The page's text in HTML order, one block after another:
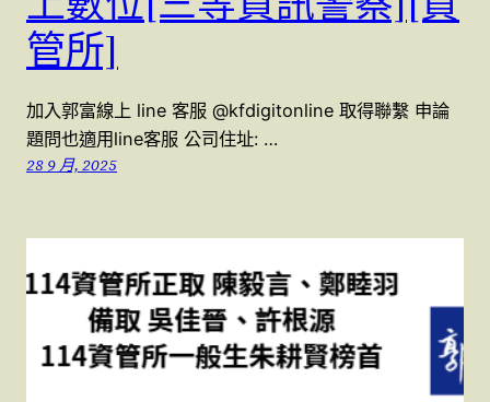
管所]
加入郭富線上 line 客服 @kfdigitonline 取得聯繫 申論
題問也適用line客服 公司住址: …
28 9 月, 2025